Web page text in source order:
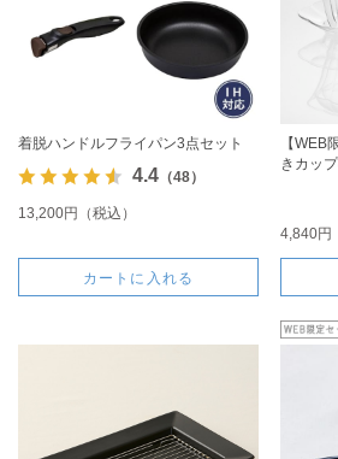
着脱ハンドルフライパン3点セット
4.4（48）
13,200円（税込）
カートに入れる
【WEB
きカッ
4,840円